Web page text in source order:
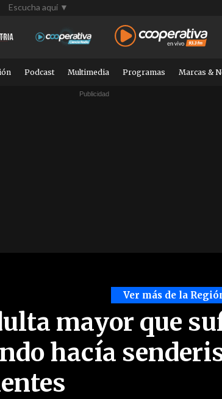
Escucha aquí ▼
Podcast Multimedia Programas Marcas &
Ver más de la
mayor que
hacía